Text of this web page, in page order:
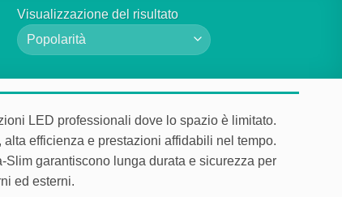
Visualizzazione del risultato
LED professionali dove lo spazio è limitato.
efficienza e prestazioni affidabili nel tempo.
garantiscono lunga durata e sicurezza per
ed esterni.